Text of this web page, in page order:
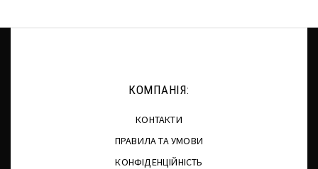
КОМПАНІЯ:
КОНТАКТИ
ПРАВИЛА ТА УМОВИ
КОНФІДЕНЦІЙНІСТЬ